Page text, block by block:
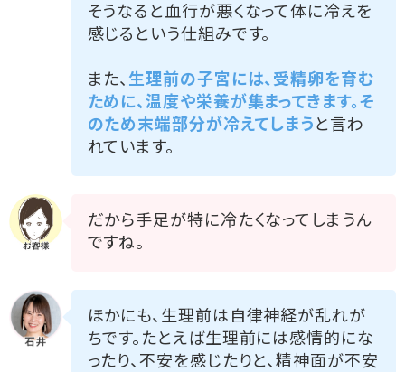
そうなると血行が悪くなって体に冷えを
感じるという仕組みです。
また、 生理前の子宮には、受精卵を育む
ために、温度や栄養が集まってきます。そ
のため末端部分が冷えてしまう と言わ
れています。
だから手足が特に冷たくなってしまうん
ですね。
ほかにも、生理前は自律神経が乱れが
ちです。たとえば生理前には感情的にな
ったり、不安を感じたりと、精神面が不安